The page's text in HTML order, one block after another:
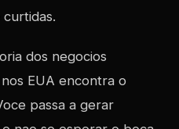
dos negocios
EUA encontra o
passa a gerar